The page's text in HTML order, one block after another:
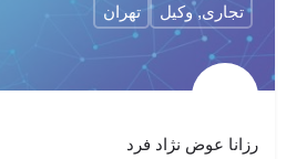
رزانا عوض نژاد فرد
تجاری, وکیل تهران